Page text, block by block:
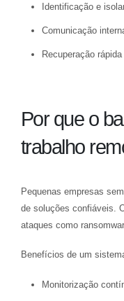
Identificação e
Comunicação
Recuperação
Por que o
trabalho
Pequenas empresas
de soluções confiáveis.
ataques como
Benefícios de um
Monitorização